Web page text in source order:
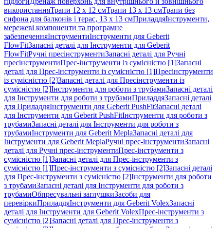
використанняТрапи 12 x 12 смТрапи 13 x 13 смТрапи без
сифона для балконів і терас, 13 x 13 смПриладдяІнструменти,
мережеві компоненти та програмне
забезпеченняІнструментиІнструменти для Geberit
FlowFitЗапасні деталі для Інструменти для Geberit
FlowFitРучні пресінструментиЗапасні деталі для Ручні
пресінструментиПрес-інструменти із сумісністю [1]Запасні
деталі для Прес-інструменти із сумісністю [1]Пресінструменти
із сумісністю [2]Запасні деталі для Пресінструменти із
сумісністю [2]Інструменти для роботи з трубамиЗапасні деталі
для Інструменти для роботи з трубамиПриладдяЗапасні деталі
для ПриладдяІнструменти для Geberit PushFitЗапасні деталі
для Інструменти для Geberit PushFitІнструменти для роботи з
трубамиЗапасні деталі для Інструменти для роботи з
трубамиІнструменти для Geberit MeplaЗапасні деталі для
Інструменти для Geberit MeplaРучні прес-інструментиЗапасні
деталі для Ручні прес-інструментиПрес-інструменти з
сумісністю [1]Запасні деталі для Прес-інструменти з
сумісністю [1]Прес-інструменти з сумісністю [2]Запасні деталі
для Прес-інструменти з сумісністю [2]Інструменти для роботи
з трубамиЗапасні деталі для Інструменти для роботи з
трубамиОбпресувальні заглушкиЗасоби для
перевіркиПриладдяІнструменти для Geberit VolexЗапасні
деталі для Інструменти для Geberit VolexПрес-інструменти з
сумісністю [2]Запасні деталі для Прес-інструменти з